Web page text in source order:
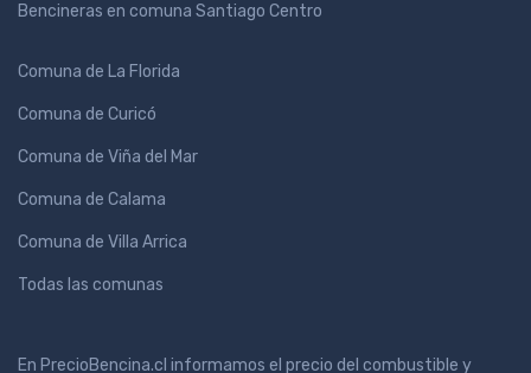
Bencineras en comuna Santiago Centro
Comuna de La Florida
Comuna de Curicó
Comuna de Viña del Mar
Comuna de Calama
Comuna de Villa Arrica
Todas las comunas
En PrecioBencina.cl informamos el precio del combustible y